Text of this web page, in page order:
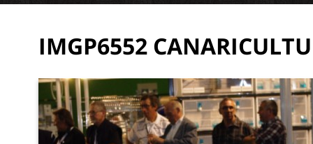
IMGP6552